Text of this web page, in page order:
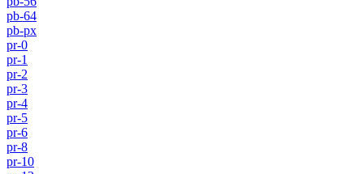
pb-64
pb-px
pr-0
pr-1
pr-2
pr-3
pr-4
pr-5
pr-6
pr-8
pr-10